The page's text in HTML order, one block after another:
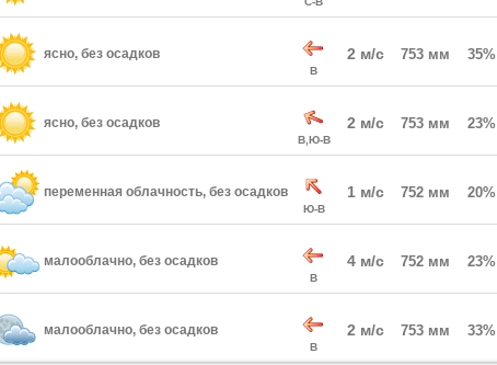
ясно, без осадков
В
2 м/с 753 мм 35%
ясно, без осадков
В,Ю-В
2 м/с 753 мм 23%
переменная облачность, без осадков
Ю-В
1 м/с 752 мм 20%
малооблачно, без осадков
В
4 м/с 752 мм 23%
малооблачно, без осадков
В
2 м/с 753 мм 33%